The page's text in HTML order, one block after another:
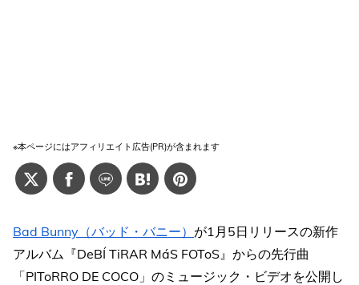
※本ページにはアフィリエイト広告(PR)が含まれます
Bad Bunny（バッド・バニー） が1月5日リリースの新作
アルバム『DeBÍ TiRAR MáS FOToS』からの先行曲
「PIToRRO DE COCO」のミュージック・ビデオを公開し